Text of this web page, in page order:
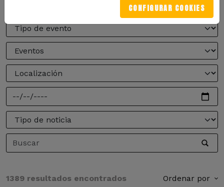
1389 resultados encontrados Ordenar por
CONFIGURAR COOKIES